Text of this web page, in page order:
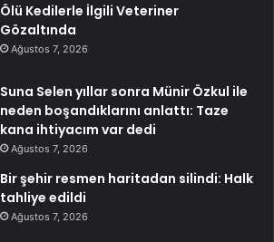
Ölü Kedilerle İlgili Veteriner
Gözaltında
Ağustos 7, 2026
Suna Selen yıllar sonra Münir Özkul ile
neden boşandıklarını anlattı: Taze
kana ihtiyacım var dedi
Ağustos 7, 2026
Bir şehir resmen haritadan silindi: Halk
tahliye edildi
Ağustos 7, 2026